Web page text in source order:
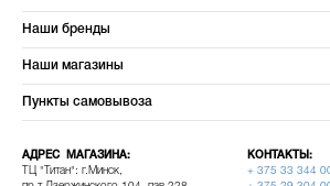
Наши бренды
Наши магазины
Пункты самовывоза
АДРЕС МАГАЗИНА:
ТЦ "Титан": г.Минск,
КОНТАКТЫ:
+ 375 33 344